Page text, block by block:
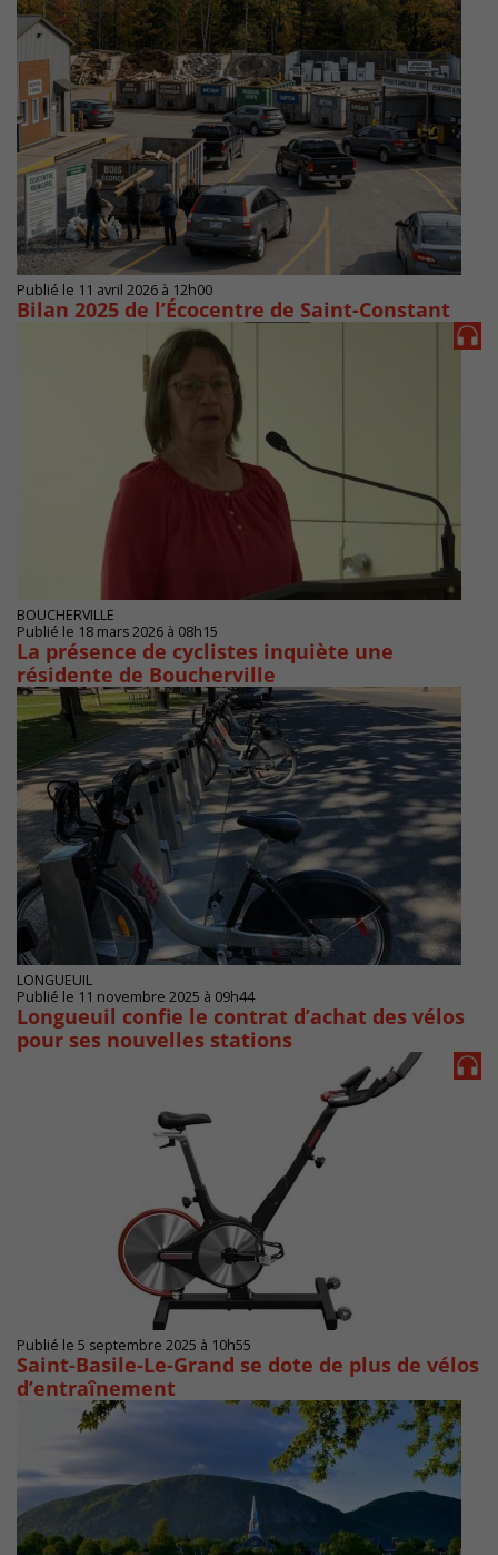
Publié le 11 avril 2026 à 12h00
Bilan 2025 de l’Écocentre de Saint-Constant
BOUCHERVILLE
Publié le 18 mars 2026 à 08h15
La présence de cyclistes inquiète une
résidente de Boucherville
LONGUEUIL
Publié le 11 novembre 2025 à 09h44
Longueuil confie le contrat d’achat des vélos
pour ses nouvelles stations
Publié le 5 septembre 2025 à 10h55
Saint-Basile-Le-Grand se dote de plus de vélos
d’entraînement